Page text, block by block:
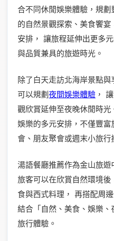
合不同休閒娛樂體驗，規
的自然景觀探索、美食饗
安排， 讓旅程延伸出更多
與品質兼具的旅遊時光。
除了白天走訪北海岸景點
可以規劃夜間娛樂體驗 ，
觀欣賞延伸至夜晚休閒時
娛樂的多元安排，不僅豐
會、朋友聚會或週末小旅行
湯語餐廳推薦作為金山旅遊
旅客可以在欣賞自然環境
食與西式料理， 再搭配周
結合「自然、美食、娛樂
旅行體驗。